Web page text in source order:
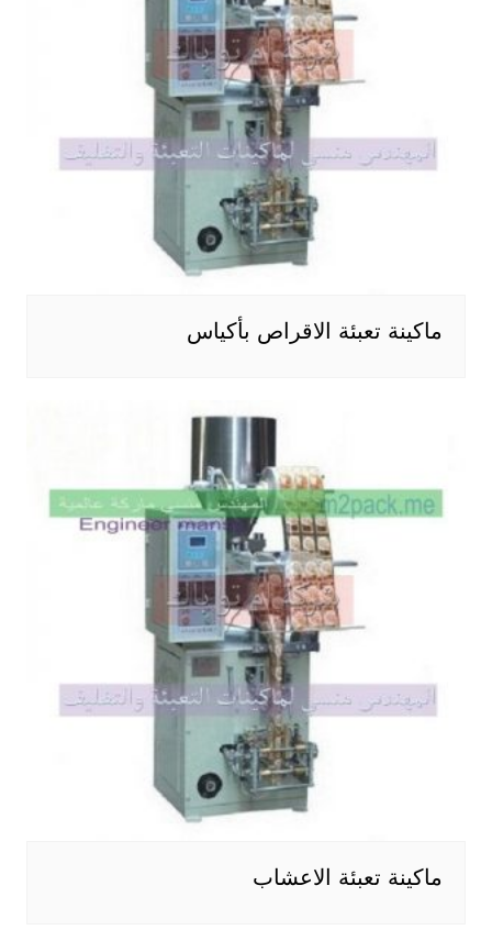
ماكينة تعبئة الاقراص بأكياس
ماكينة تعبئة الاعشاب